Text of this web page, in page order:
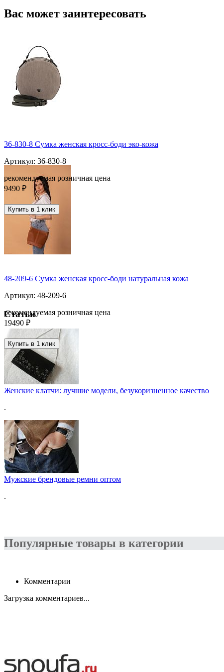
Вас может заинтересовать
36-830-8 Сумка женская кросс-боди эко-кожа
Артикул: 36-830-8
рекомендуемая розничная цена
9490 ₽
Купить в 1 клик
48-209-6 Сумка женская кросс-боди натуральная кожа
Артикул: 48-209-6
рекомендуемая розничная цена
19490 ₽
Купить в 1 клик
Статьи
Женские клатчи: лучшие модели, безукоризненное качество
.
Мужские брендовые ремни оптом
.
Популярные товары в категории
Комментарии
Загрузка комментариев...